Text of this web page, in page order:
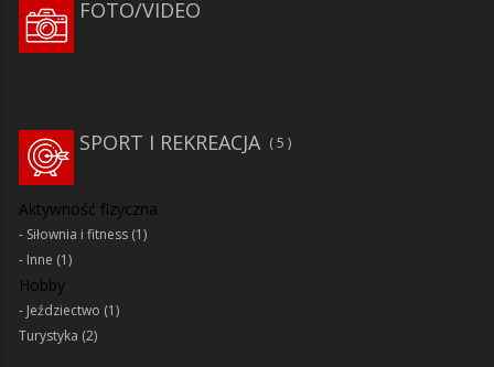
FOTO/VIDEO
SPORT I REKREACJA 5
Aktywność fizyczna
Siłownia i fitness (1)
Inne (1)
Hobby
Jeździectwo (1)
Turystyka (2)